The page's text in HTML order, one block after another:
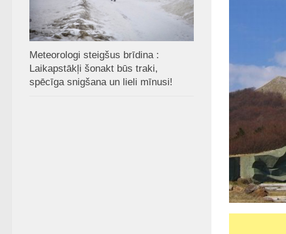
Meteorologi steigšus brīdina :
Laikapstākļi šonakt būs traki,
spēcīga snigšana un lieli mīnusi!